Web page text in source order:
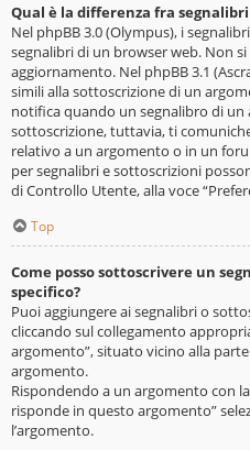
Qual è la differenza fra
Nel phpBB 3.0 (Olympus), i
segnalibri di un browser web. Non
aggiornamento. Nel phpBB 3.1
simili alla sottoscrizione di un
notifica quando un segnalibro di
sottoscrizione, tuttavia, ti
relativo a un argomento o in un
per segnalibri e sottoscrizioni
di Controllo Utente, alla voce
Top
Come posso sottoscrivere un
specifico?
Puoi aggiungere ai segnalibri o
cliccando sul collegamento
argomento”, situato vicino alla
argomento.
Rispondendo a un argomento con
risponde in questo argomento”
l’argomento.